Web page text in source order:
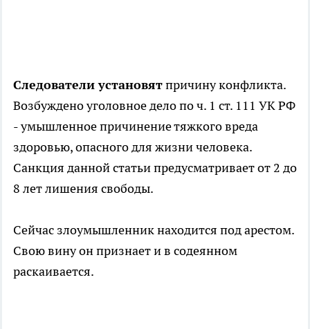
Следователи установятпричину конфликта.
Возбуждено уголовное дело по ч. 1 ст. 111 УК РФ
- умышленное причинение тяжкого вреда
здоровью, опасного для жизни человека.
Санкция данной статьи предусматривает от 2 до
8 лет лишения свободы.
Сейчас злоумышленник находится под арестом.
Свою вину он признает и в содеянном
раскаивается.